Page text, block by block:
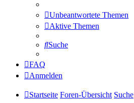
Unbeantwortete Themen
Aktive Themen
Suche
FAQ
Anmelden
Startseite Foren-Übersicht Suche